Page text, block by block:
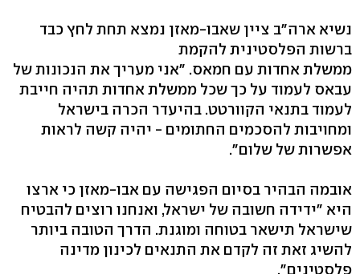
נשיא ארה"ב ציין שאבו-מאזן נמצא תחת לחץ כבד
ברשות הפלסטינית להקמת
ממשלת אחדות עם חמאס. "אני מעריך את הנכונות של
עבאס לעמוד על כך שכל ממשלת אחדות תהיה חייבת
לעמוד בתנאי הקוורטט. בהיעדר הכרה בישראל
ומחויבות להסכמים החתומים - יהיה קשה לראות
אפשרות של שלום".
אובמה הבהיר בסיום הפגישה עם אבו-מאזן כי ארצו
היא "ידידה חשובה של ישראל, ואנחנו רוצים להבטיח
שישראל תישאר בטוחה ומוגנת. הדרך הטובה ביותר
להשיג זאת זה לקדם את התנאים לכינון מדינה
פלסטינים".